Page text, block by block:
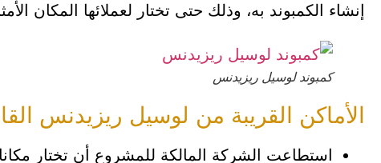
إنشاء الكمبوند به، وذلك حتى تختار لعملائها المكان
كمبوند لوسيل ريزيدنس
الأماكن القريبة من لوسيل ريزيدنس